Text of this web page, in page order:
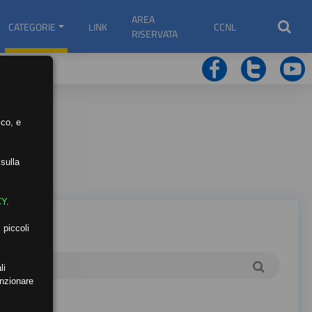
CATEGORIE LINK
AREA
RISERVATA
CCNL
e
.
piccoli